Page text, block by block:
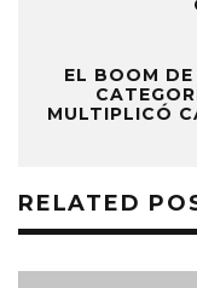
EL BOOM
MULTIPLICÓ
RELATED